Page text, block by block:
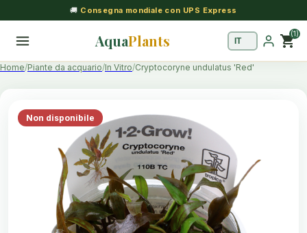
🚚 Consegna mondiale con UPS Express
AquaPlants shopping_cart(1)
Home Piante da acquario In Vitro Cryptocoryne undulatus 'Red'
Non disponibile